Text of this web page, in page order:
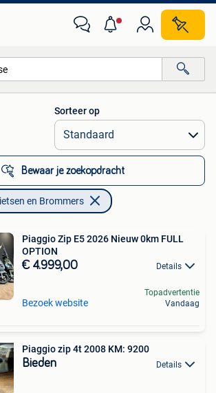
Alle afstanden…
Sorteer op
Bewaar je zoekopdracht
en Brommers
Piaggio Zip E5 2026 Nieuw 0km FULL
OPTION
€ 4.999,00 Details
Bezoek website
Topadvertentie
Vandaag
Piaggio zip 4t 2008 KM: 9200
Bieden Details